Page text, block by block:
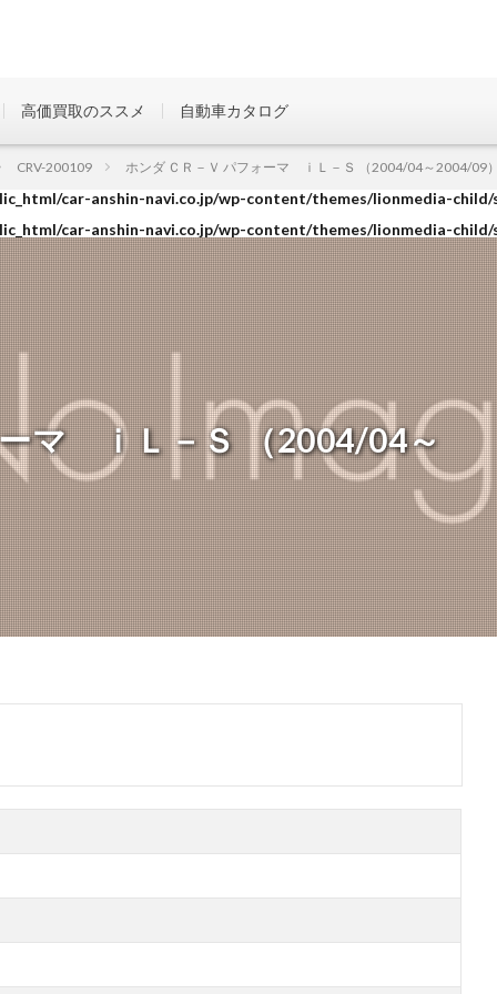
car-anshin-navi.co.jp/wp-content/themes/lionmedia-child/
car-anshin-navi.co.jp/wp-content/themes/lionmedia-
car-anshin-navi.co.jp/wp-content/themes/lionmedia-
高価買取のススメ 自動車カタログ
マ ｉＬ－Ｓ （2004/04～
CRV-200109 ホンダ ＣＲ－Ｖ パフォーマ ｉＬ－Ｓ （2004/04～2004/09）